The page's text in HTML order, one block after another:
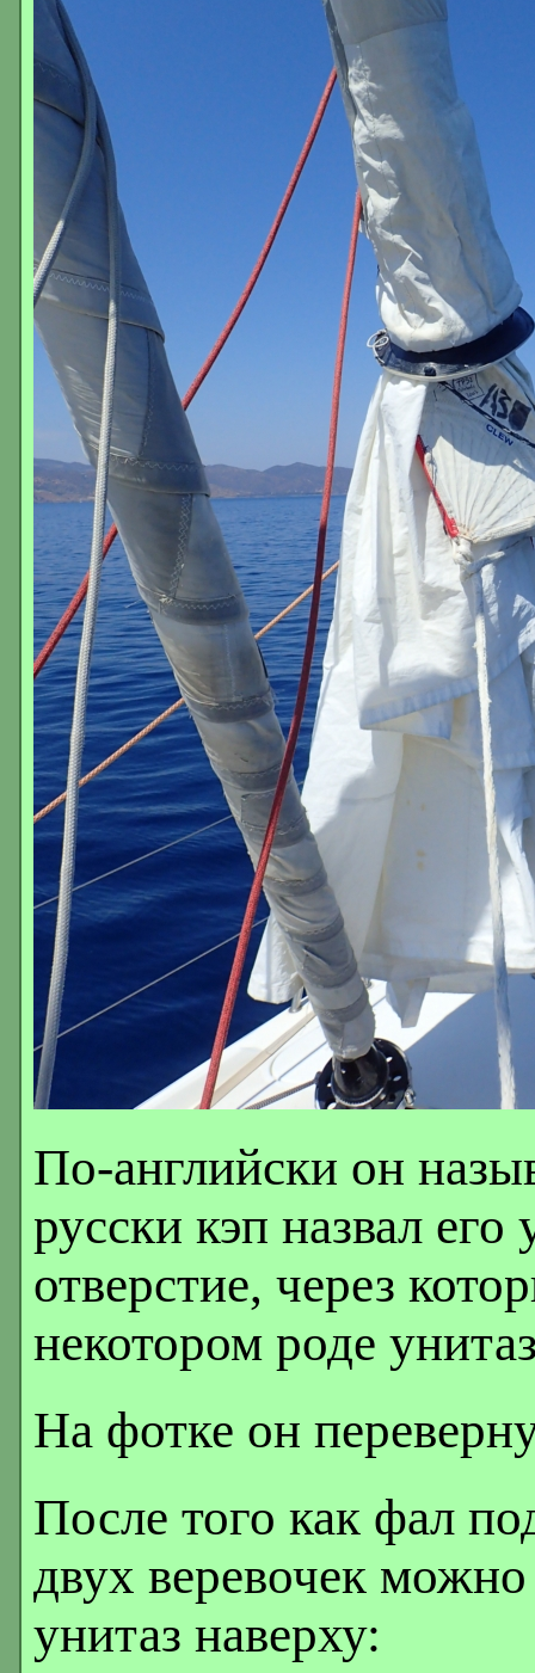
По-английски он
русски кэп назвал
отверстие, через
некотором роде
На фотке он
После того как фал
двух веревочек
унитаз наверху: